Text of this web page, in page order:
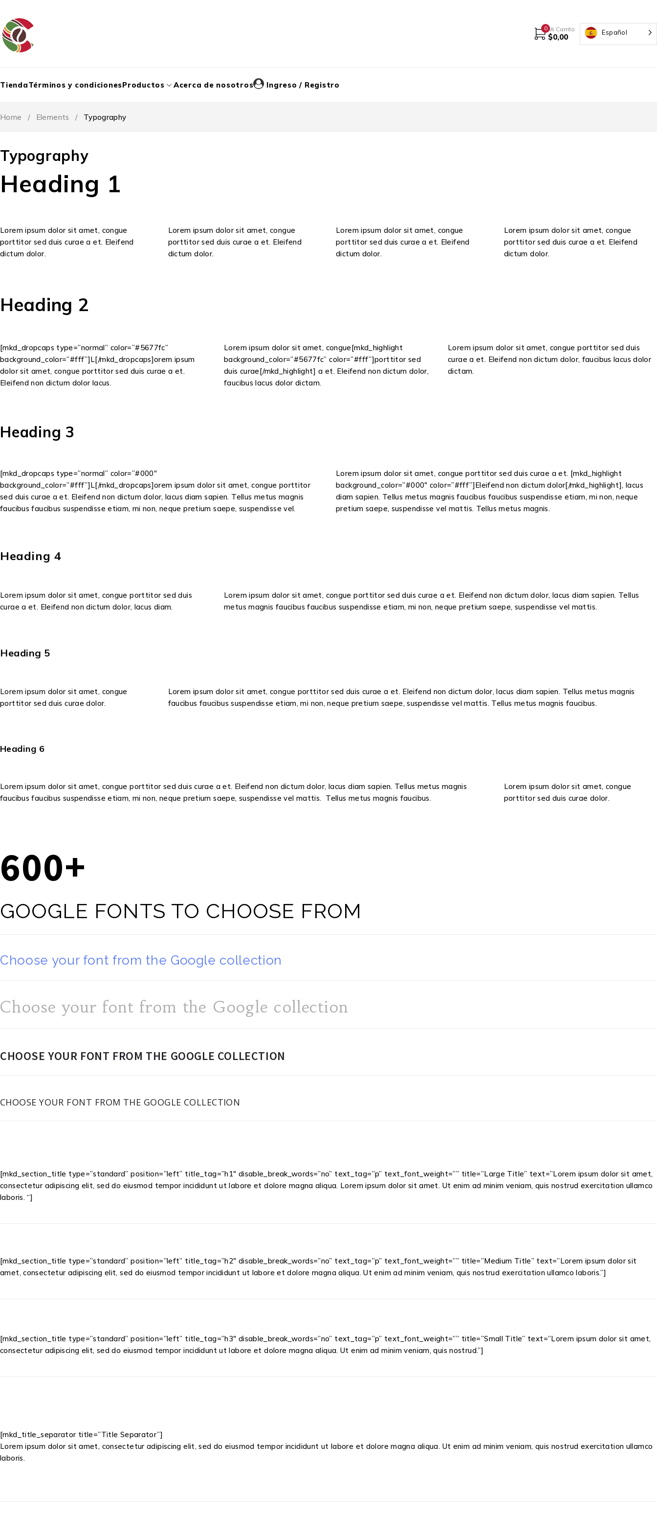
0 Mi Carrito
$0,00
Español
TiendaTérminos y condicionesProductos Acerca de nosotros Ingreso / Registro
Typography
Home / Elements / Typography
Heading 1
Lorem ipsum dolor sit amet, congue
porttitor sed duis curae a et. Eleifend
dictum dolor.
Lorem ipsum dolor sit amet, congue
porttitor sed duis curae a et. Eleifend
dictum dolor.
Lorem ipsum dolor sit amet, congue
porttitor sed duis curae a et. Eleifend
dictum dolor.
Lorem ipsum dolor sit amet, congue
porttitor sed duis curae a et. Eleifend
dictum dolor.
Heading 2
[mkd_dropcaps type=”normal” color=”#5677fc”
background_color=”#fff”]L[/mkd_dropcaps]orem ipsum
dolor sit amet, congue porttitor sed duis curae a et.
Eleifend non dictum dolor lacus.
Lorem ipsum dolor sit amet, congue[mkd_highlight
background_color=”#5677fc” color=”#fff”]porttitor sed
duis curae[/mkd_highlight] a et. Eleifend non dictum dolor,
faucibus lacus dolor dictam.
Lorem ipsum dolor sit amet, congue porttitor sed duis
curae a et. Eleifend non dictum dolor, faucibus lacus dolor
dictam.
Heading 3
[mkd_dropcaps type=”normal” color=”#000″
background_color=”#fff”]L[/mkd_dropcaps]orem ipsum dolor sit amet, congue porttitor
sed duis curae a et. Eleifend non dictum dolor, lacus diam sapien. Tellus metus magnis
faucibus faucibus suspendisse etiam, mi non, neque pretium saepe, suspendisse vel.
Lorem ipsum dolor sit amet, congue porttitor sed duis curae a et. [mkd_highlight
background_color=”#000″ color=”#fff”]Eleifend non dictum dolor[/mkd_highlight], lacus
diam sapien. Tellus metus magnis faucibus faucibus suspendisse etiam, mi non, neque
pretium saepe, suspendisse vel mattis. Tellus metus magnis.
Heading 4
Lorem ipsum dolor sit amet, congue porttitor sed duis
curae a et. Eleifend non dictum dolor, lacus diam.
Lorem ipsum dolor sit amet, congue porttitor sed duis curae a et. Eleifend non dictum dolor, lacus diam sapien. Tellus
metus magnis faucibus faucibus suspendisse etiam, mi non, neque pretium saepe, suspendisse vel mattis.
Heading 5
Lorem ipsum dolor sit amet, congue
porttitor sed duis curae dolor.
Lorem ipsum dolor sit amet, congue porttitor sed duis curae a et. Eleifend non dictum dolor, lacus diam sapien. Tellus metus magnis
faucibus faucibus suspendisse etiam, mi non, neque pretium saepe, suspendisse vel mattis. Tellus metus magnis faucibus.
Heading 6
Lorem ipsum dolor sit amet, congue porttitor sed duis curae a et. Eleifend non dictum dolor, lacus diam sapien. Tellus metus magnis
faucibus faucibus suspendisse etiam, mi non, neque pretium saepe, suspendisse vel mattis. Tellus metus magnis faucibus.
Lorem ipsum dolor sit amet, congue
porttitor sed duis curae dolor.
600+
GOOGLE FONTS TO CHOOSE FROM
Choose your font from the Google collection
Choose your font from the Google collection
CHOOSE YOUR FONT FROM THE GOOGLE COLLECTION
CHOOSE YOUR FONT FROM THE GOOGLE COLLECTION
[mkd_section_title type=”standard” position=”left” title_tag=”h1″ disable_break_words=”no” text_tag=”p” text_font_weight=”” title=”Large Title” text=”Lorem ipsum dolor sit amet,
consectetur adipiscing elit, sed do eiusmod tempor incididunt ut labore et dolore magna aliqua. Lorem ipsum dolor sit amet. Ut enim ad minim veniam, quis nostrud exercitation ullamco
laboris. “]
[mkd_section_title type=”standard” position=”left” title_tag=”h2″ disable_break_words=”no” text_tag=”p” text_font_weight=”” title=”Medium Title” text=”Lorem ipsum dolor sit
amet, consectetur adipiscing elit, sed do eiusmod tempor incididunt ut labore et dolore magna aliqua. Ut enim ad minim veniam, quis nostrud exercitation ullamco laboris.”]
[mkd_section_title type=”standard” position=”left” title_tag=”h3″ disable_break_words=”no” text_tag=”p” text_font_weight=”” title=”Small Title” text=”Lorem ipsum dolor sit amet,
consectetur adipiscing elit, sed do eiusmod tempor incididunt ut labore et dolore magna aliqua. Ut enim ad minim veniam, quis nostrud.”]
[mkd_title_separator title=”Title Separator”]
Lorem ipsum dolor sit amet, consectetur adipiscing elit, sed do eiusmod tempor incididunt ut labore et dolore magna aliqua. Ut enim ad minim veniam, quis nostrud exercitation ullamco
laboris.